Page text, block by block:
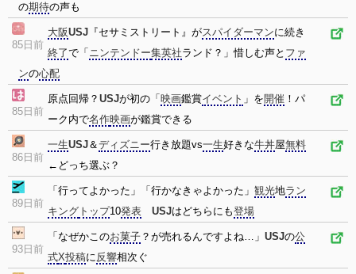
の期待の声も
85日前
大阪USJ 『セサミストリート』がスパイダーマンに続き
終了で「 ニンテンドー集英社ランド？」惜しむ声と ファ
ンの心配
85日前
原点回帰？ USJが初の「 映画鑑賞イベント 」を開催 ！パ
ーク内で名作映画が鑑賞できる
86日前
一生USJ＆ディズニー行き放題vs一生好きな牛丼屋無料
←どっち選ぶ？
89日前
「行ってよかった」「行かなきゃよかった」 観光地ラン
キング トップ10発表 USJはどちらにも登場
93日前
「なぜかこのお菓子 ？が売れるんですよね…」 USJの公
式X投稿に反響相次ぐ